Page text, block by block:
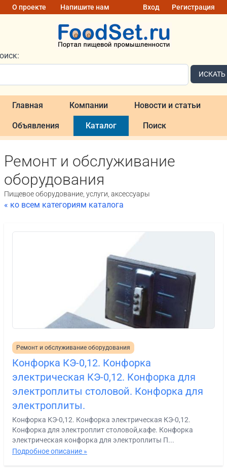
О проекте Напишите нам Вход Регистрация
ИСКАТЬ
Главная Компании Новости и статьи
Объявления Каталог Поиск
Ремонт и обслуживание
оборудования
Пищевое оборудование, услуги, аксессуары
« ко всем категориям каталога
Ремонт и обслуживание оборудования
Конфорка КЭ-0,12. Конфорка
электрическая КЭ-0,12. Конфорка для
электроплиты столовой. Конфорка для
электроплиты.
Конфорка КЭ-0,12. Конфорка электрическая КЭ-0,12.
Конфорка для электроплит столовой,кафе. Конфорка
электрическая конфорка для электроплиты П...
Подробное описание »